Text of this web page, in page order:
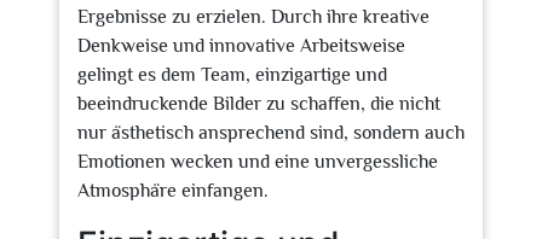
Ergebnisse zu erzielen. Durch ihre kreative
Denkweise und innovative Arbeitsweise
gelingt es dem Team, einzigartige und
beeindruckende Bilder zu schaffen, die nicht
nur ästhetisch ansprechend sind, sondern auch
Emotionen wecken und eine unvergessliche
Atmosphäre einfangen.